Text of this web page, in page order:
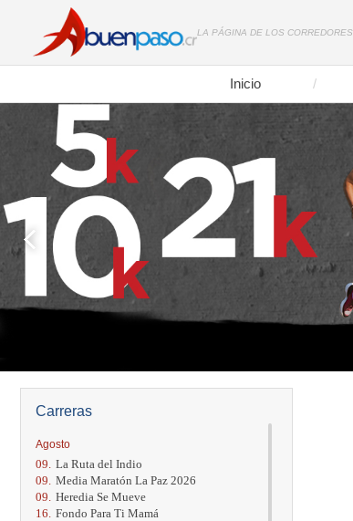
LA PÁGINA DE LOS CORREDORES
Inicio
Carreras
Agosto
09. La Ruta del Indio
09. Media Maratón La Paz 2026
09. Heredia Se Mueve
16. Fondo Para Ti Mamá